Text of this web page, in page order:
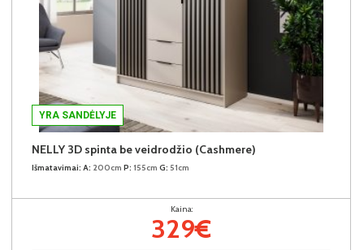
YRA SANDĖLYJE
NELLY 3D spinta be veidrodžio (Cashmere)
Išmatavimai: A: 200cm P: 155cm G: 51cm
Kaina:
329€